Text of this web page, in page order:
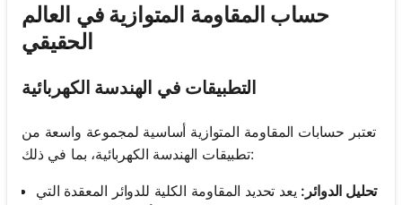
حساب المقاومة المتوازية في العالم
الحقيقي
التطبيقات في الهندسة الكهربائية
تعتبر حسابات المقاومة المتوازية أساسية لمجموعة واسعة من
تطبيقات الهندسة الكهربائية، بما في ذلك:
تحليل الدوائر: يعد تحديد المقاومة الكلية للدوائر المعقدة التي